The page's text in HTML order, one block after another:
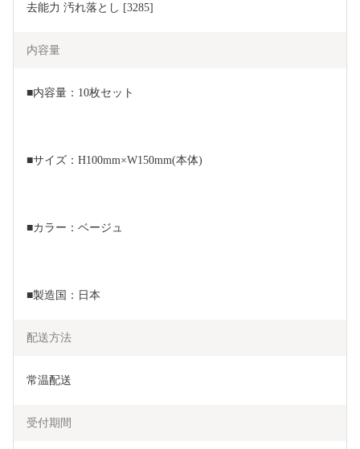
去能力 汚れ落とし [3285]
内容量
■内容量：10枚セット
■サイズ：H100mm×W150mm(本体)
■カラー：ベージュ
■製造国：日本
配送方法
常温配送
受付期間